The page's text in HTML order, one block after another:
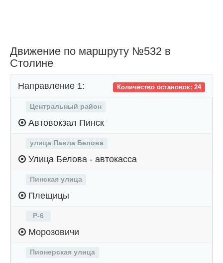
Движение по маршруту №532 в
Столине
Количество остановок: 24
Направление 1:
Центральный район
Автовокзал Пинск
улица Павла Белова
Улица Белова - автокасса
Пинская улица
Плещицы
Р-6
Морозовичи
Пионерская улица